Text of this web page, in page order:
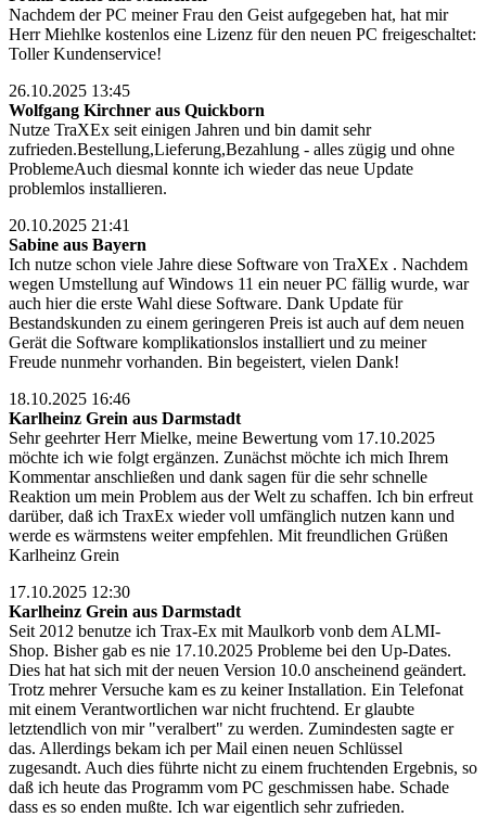
Nachdem der PC meiner Frau den Geist aufgegeben hat, hat mir
Herr Miehlke kostenlos eine Lizenz für den neuen PC freigeschaltet:
Toller Kundenservice!
26.10.2025 13:45
Wolfgang Kirchner aus Quickborn
Nutze TraXEx seit einigen Jahren und bin damit sehr
zufrieden.Bestellung,Lieferung,Bezahlung - alles zügig und ohne
ProblemeAuch diesmal konnte ich wieder das neue Update
problemlos installieren.
20.10.2025 21:41
Sabine aus Bayern
Ich nutze schon viele Jahre diese Software von TraXEx . Nachdem
wegen Umstellung auf Windows 11 ein neuer PC fällig wurde, war
auch hier die erste Wahl diese Software. Dank Update für
Bestandskunden zu einem geringeren Preis ist auch auf dem neuen
Gerät die Software komplikationslos installiert und zu meiner
Freude nunmehr vorhanden. Bin begeistert, vielen Dank!
18.10.2025 16:46
Karlheinz Grein aus Darmstadt
Sehr geehrter Herr Mielke, meine Bewertung vom 17.10.2025
möchte ich wie folgt ergänzen. Zunächst möchte ich mich Ihrem
Kommentar anschließen und dank sagen für die sehr schnelle
Reaktion um mein Problem aus der Welt zu schaffen. Ich bin erfreut
darüber, daß ich TraxEx wieder voll umfänglich nutzen kann und
werde es wärmstens weiter empfehlen. Mit freundlichen Grüßen
Karlheinz Grein
17.10.2025 12:30
Karlheinz Grein aus Darmstadt
Seit 2012 benutze ich Trax-Ex mit Maulkorb vonb dem ALMI-
Shop. Bisher gab es nie 17.10.2025 Probleme bei den Up-Dates.
Dies hat hat sich mit der neuen Version 10.0 anscheinend geändert.
Trotz mehrer Versuche kam es zu keiner Installation. Ein Telefonat
mit einem Verantwortlichen war nicht fruchtend. Er glaubte
letztendlich von mir "veralbert" zu werden. Zumindesten sagte er
das. Allerdings bekam ich per Mail einen neuen Schlüssel
zugesandt. Auch dies führte nicht zu einem fruchtenden Ergebnis, so
daß ich heute das Programm vom PC geschmissen habe. Schade
dass es so enden mußte. Ich war eigentlich sehr zufrieden.